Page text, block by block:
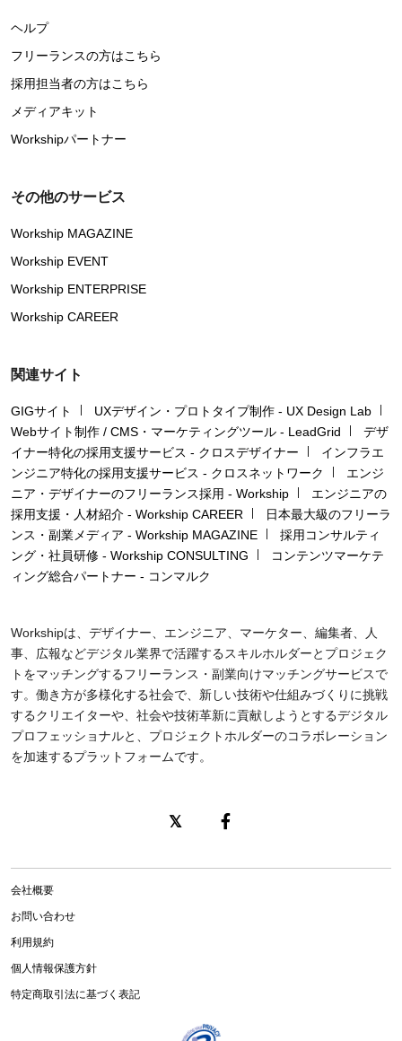
ヘルプ
フリーランスの方はこちら
採用担当者の方はこちら
メディアキット
Workshipパートナー
その他のサービス
Workship MAGAZINE
Workship EVENT
Workship ENTERPRISE
Workship CAREER
関連サイト
GIGサイト
UXデザイン・プロトタイプ制作 - UX Design Lab
Webサイト制作 / CMS・マーケティングツール - LeadGrid
デザ
イナー特化の採用支援サービス - クロスデザイナー
インフラエ
ンジニア特化の採用支援サービス - クロスネットワーク
エンジ
ニア・デザイナーのフリーランス採用 - Workship
エンジニアの
採用支援・人材紹介 - Workship CAREER
日本最大級のフリーラ
ンス・副業メディア - Workship MAGAZINE
採用コンサルティ
ング・社員研修 - Workship CONSULTING
コンテンツマーケテ
ィング総合パートナー - コンマルク
Workshipは、デザイナー、エンジニア、マーケター、編集者、人
事、広報などデジタル業界で活躍するスキルホルダーとプロジェク
トをマッチングするフリーランス・副業向けマッチングサービスで
す。働き方が多様化する社会で、新しい技術や仕組みづくりに挑戦
するクリエイターや、社会や技術革新に貢献しようとするデジタル
プロフェッショナルと、プロジェクトホルダーのコラボレーション
を加速するプラットフォームです。
会社概要
お問い合わせ
利用規約
個人情報保護方針
特定商取引法に基づく表記